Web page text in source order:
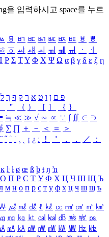
을 입력하시고 space를 누르
ㅱ ㅲ ㅳ ㅴ ㅵ ㅶ ㅷ ㅸ
ㅹ
ㆆ ㆇ ㆈ ㆉ ㆊ ㆋ ㆌ ㆍ
ㆎ
Ρ Σ ΤΥ Φ Χ Ψ Ω α β γ δ ε ζ η
פ ם ן ו ט א ר ק ף ך ל
＂ （ ） ［ ］ ｛ ｝
≒ ≪ ≫ √ ∽ ∝ ∵ ∫ ∬ ∈ ∋
∑ ∏ ＋ － ＜ ＝
＞
˘ ˝ ˚ ˙ ¸ ¡ ¿ ː ！ ＇ ， ． ／
：
ĸ ŀ ł ø œ ß þ ŧ ŋ ŉ
О П Р С Т У Ф Х Ц Ч Ш Щ Ъ
м н о п р с т у ф х ц ч ш щ ъ
㎕ ㎖ ㎗ ℓ ㎘ ㏄ ㎣ ㎤ ㎥ ㎦
㎎ ㎏ ㏏ ㎈ ㎉ ㏈ ㎧ ㎨ ㎰
㎃ ㎄ ㎺ ㎻ ㎽ ㎾ ㎿ ㎐ ㎑